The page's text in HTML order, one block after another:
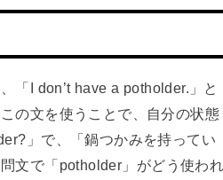
「I don’t have a potholder.」と
の文を使うことで、自分の状態
」で、「鍋つかみを持ってい
文で「potholder」がどう使われ